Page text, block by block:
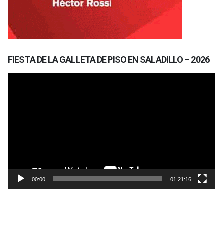
FIESTA DE LA GALLETA DE PISO EN SALADILLO – 2026
00:00 01:21:16